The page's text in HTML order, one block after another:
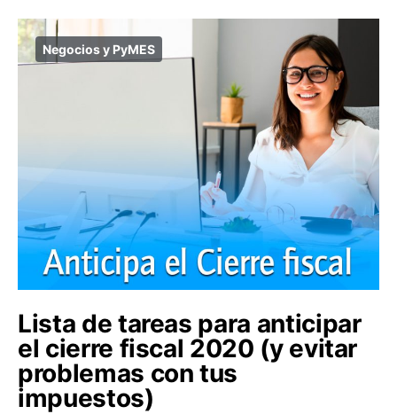
Negocios y PyMES
Lista de tareas para anticipar
el cierre fiscal 2020 (y evitar
problemas con tus
impuestos)